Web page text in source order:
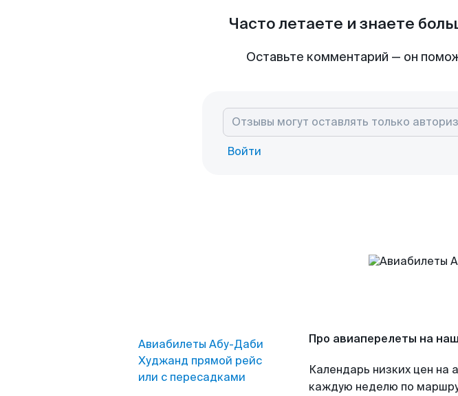
Часто летаете и знаете
Оставьте комментарий — он
Войти
Авиабилеты Абу-Даби
Худжанд прямой рейс
или с пересадками
Про авиаперелеты на
Календарь низких цен на
каждую неделю по